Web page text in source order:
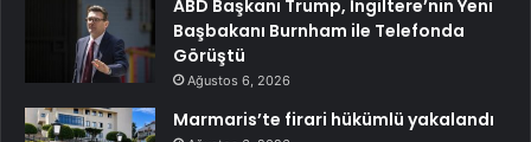
ABD Başkanı Trump, İngiltere’nin Yeni
Başbakanı Burnham ile Telefonda
Görüştü
Ağustos 6, 2026
Marmaris’te firari hükümlü yakalandı